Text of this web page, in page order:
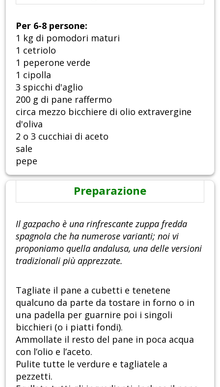
Per 6-8 persone:
1 kg di pomodori maturi
1 cetriolo
1 peperone verde
1 cipolla
3 spicchi d'aglio
200 g di pane raffermo
circa mezzo bicchiere di olio extravergine
d'oliva
2 o 3 cucchiai di aceto
sale
pepe
Preparazione
Il gazpacho è una rinfrescante zuppa fredda
spagnola che ha numerose varianti; noi vi
proponiamo quella andalusa, una delle versioni
tradizionali più apprezzate.
Tagliate il pane a cubetti e tenetene
qualcuno da parte da tostare in forno o in
una padella per guarnire poi i singoli
bicchieri (o i piatti fondi).
Ammollate il resto del pane in poca acqua
con l’olio e l’aceto.
Pulite tutte le verdure e tagliatele a
pezzetti.